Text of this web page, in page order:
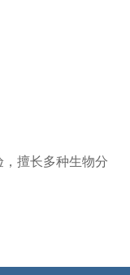
擅长多种生物分